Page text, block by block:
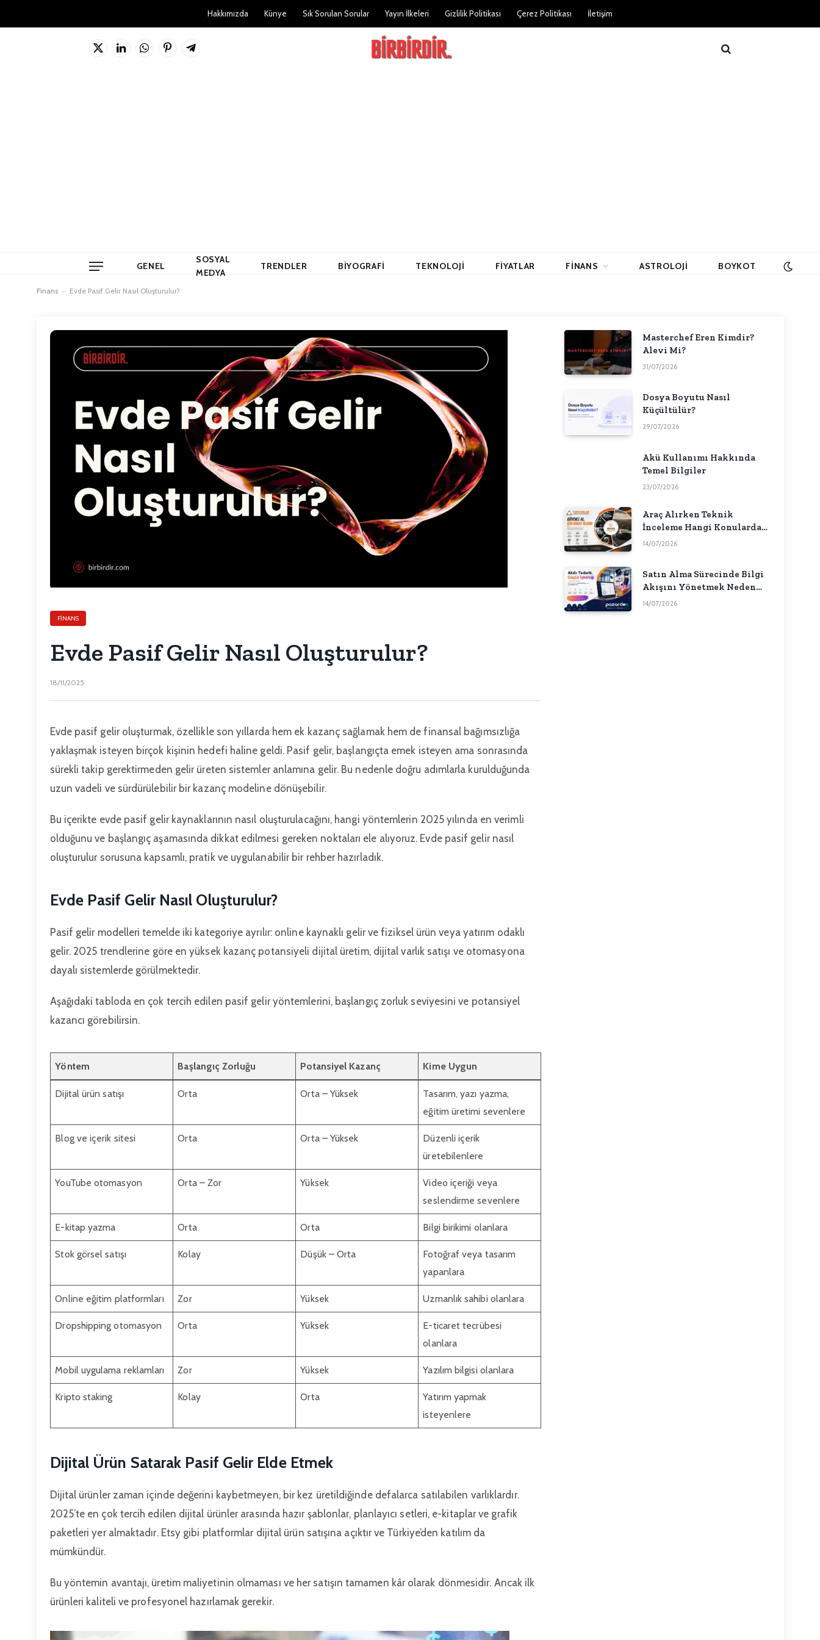
Hakkımızda Künye Sık Sorulan Sorular Yayın İlkeleri Gizlilik Politikası Çerez Politikası İletişim
X
LinkedInWhatsAppPinterest'in
Telgraf
GENEL
SOSYAL
MEDYA
TRENDLER BIYOGRAFI TEKNOLOJI FIYATLAR FINANS ASTROLOJI BOYKOT
Finans - Evde Pasif Gelir Nasıl Oluşturulur?
FINANS
Evde Pasif Gelir Nasıl Oluşturulur?
18/11/2025
Evde pasif gelir oluşturmak, özellikle son yıllarda hem ek kazanç sağlamak hem de finansal bağımsızlığa
yaklaşmak isteyen birçok kişinin hedefi haline geldi. Pasif gelir, başlangıçta emek isteyen ama sonrasında
sürekli takip gerektirmeden gelir üreten sistemler anlamına gelir. Bu nedenle doğru adımlarla kurulduğunda
uzun vadeli ve sürdürülebilir bir kazanç modeline dönüşebilir.
Bu içerikte evde pasif gelir kaynaklarının nasıl oluşturulacağını, hangi yöntemlerin 2025 yılında en verimli
olduğunu ve başlangıç aşamasında dikkat edilmesi gereken noktaları ele alıyoruz. Evde pasif gelir nasıl
oluşturulur sorusuna kapsamlı, pratik ve uygulanabilir bir rehber hazırladık.
Evde Pasif Gelir Nasıl Oluşturulur?
Pasif gelir modelleri temelde iki kategoriye ayrılır: online kaynaklı gelir ve fiziksel ürün veya yatırım odaklı
gelir. 2025 trendlerine göre en yüksek kazanç potansiyeli dijital üretim, dijital varlık satışı ve otomasyona
dayalı sistemlerde görülmektedir.
Aşağıdaki tabloda en çok tercih edilen pasif gelir yöntemlerini, başlangıç zorluk seviyesini ve potansiyel
kazancı görebilirsin.
Yöntem Başlangıç Zorluğu Potansiyel Kazanç Kime Uygun
Dijital ürün satışı Orta Orta – Yüksek
Tasarım, yazı yazma,
eğitim üretimi sevenlere
Blog ve içerik sitesi Orta Orta – Yüksek
Düzenli içerik
üretebilenlere
YouTube otomasyon Orta – Zor Yüksek
Video içeriği veya
seslendirme sevenlere
E-kitap yazma Orta Orta Bilgi birikimi olanlara
Stok görsel satışı Kolay Düşük – Orta
Fotoğraf veya tasarım
yapanlara
Online eğitim platformları Zor Yüksek Uzmanlık sahibi olanlara
Dropshipping otomasyon Orta Yüksek
E-ticaret tecrübesi
olanlara
Mobil uygulama reklamları Zor Yüksek Yazılım bilgisi olanlara
Kripto staking Kolay Orta
Yatırım yapmak
isteyenlere
Dijital Ürün Satarak Pasif Gelir Elde Etmek
Dijital ürünler zaman içinde değerini kaybetmeyen, bir kez üretildiğinde defalarca satılabilen varlıklardır.
2025’te en çok tercih edilen dijital ürünler arasında hazır şablonlar, planlayıcı setleri, e-kitaplar ve grafik
paketleri yer almaktadır. Etsy gibi platformlar dijital ürün satışına açıktır ve Türkiye’den katılım da
mümkündür.
Bu yöntemin avantajı, üretim maliyetinin olmaması ve her satışın tamamen kâr olarak dönmesidir. Ancak ilk
ürünleri kaliteli ve profesyonel hazırlamak gerekir.
Masterchef Eren Kimdir?
Alevi Mi?
31/07/2026
Dosya Boyutu Nasıl
Küçültülür?
29/07/2026
Akü Kullanımı Hakkında
Temel Bilgiler
23/07/2026
Araç Alırken Teknik
İnceleme Hangi Konularda
Fikir Verebilir?
14/07/2026
Satın Alma Sürecinde Bilgi
Akışını Yönetmek Neden
Önemlidir?
14/07/2026